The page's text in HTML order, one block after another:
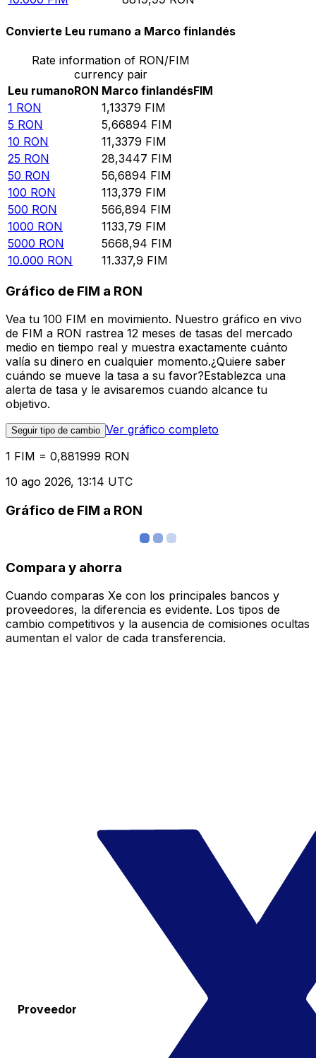
Convierte Leu rumano a Marco finlandés
Rate information of RON/FIM
currency pair
Leu rumanoRON Marco finlandésFIM
1 RON 1,13379 FIM
5 RON 5,66894 FIM
10 RON 11,3379 FIM
25 RON 28,3447 FIM
50 RON 56,6894 FIM
100 RON 113,379 FIM
500 RON 566,894 FIM
1000 RON 1133,79 FIM
5000 RON 5668,94 FIM
10.000 RON 11.337,9 FIM
Gráfico de FIM a RON
Vea tu 100 FIM en movimiento. Nuestro gráfico en vivo
de FIM a RON rastrea 12 meses de tasas del mercado
medio en tiempo real y muestra exactamente cuánto
valía su dinero en cualquier momento.¿Quiere saber
cuándo se mueve la tasa a su favor?Establezca una
alerta de tasa y le avisaremos cuando alcance tu
objetivo.
Seguir tipo de cambio Ver gráfico completo
1 FIM = 0,881999 RON
10 ago 2026, 13:14 UTC
Gráfico de FIM a RON
Compara y ahorra
Cuando comparas Xe con los principales bancos y
proveedores, la diferencia es evidente. Los tipos de
cambio competitivos y la ausencia de comisiones ocultas
aumentan el valor de cada transferencia.
Proveedor